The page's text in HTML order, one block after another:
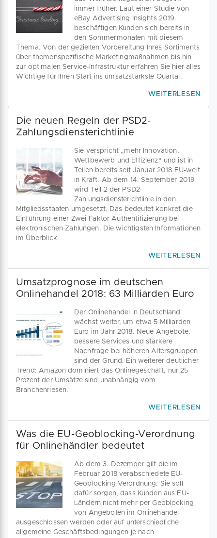
immer früher. Laut einer Studie von
eBay Advertising Insights 2019
beschäftigen Kunden sich bereits in
den Sommermonaten mit diesem
Thema. Von der gezielten Vorbereitung Ihres Sortiments
über themenspezifische Marketingmaßnahmen bis hin
zur optimalen Service-Infrastruktur erfahren Sie hier alles
Wichtige für Ihren Start ins umsatzstärkste Quartal.
WEITERLESEN
Die neuen Regeln der PSD2-
Zahlungsdiensterichtlinie
Sie verspricht „mehr Innovation,
Wettbewerb und Effizienz“ und ist in
Teilen bereits seit Januar 2018 EU-weit
in Kraft. Ab dem 14. September 2019
wird Teil 2 der PSD2-
Zahlungsdiensterichtlinie in den
Mitgliedsstaaten umgesetzt. Das bedeutet konkret die
Einführung einer Zwei-Faktor-Authentifizierung bei
elektronischen Zahlungen. Die wichtigsten Informationen
im Überblick.
WEITERLESEN
Umsatzprognose im deutschen
Onlinehandel 2018: 63 Milliarden Euro
Der Onlinehandel in Deutschland
wächst weiter, um etwa 5 Milliarden
Euro im Jahr 2018. Neue Angebote,
bessere Services und stärkere
Nachfrage bei höheren Altersgruppen
sind der Grund. Ein weiterer deutlicher
Trend: Amazon dominiert das Onlinegeschäft, nur 25
Prozent der Umsätze sind unabhängig vom
Branchenriesen.
WEITERLESEN
Was die EU-Geoblocking-Verordnung
für Onlinehändler bedeutet
Ab dem 3. Dezember gilt die im
Februar 2018 verabschiedete EU-
Geoblocking-Verordnung. Sie soll
dafür sorgen, dass Kunden aus EU-
Ländern nicht mehr per Geoblocking
von Angeboten im Onlinehandel
ausgeschlossen werden oder auf unterschiedliche
allgemeine Geschäftsbedingungen je nach